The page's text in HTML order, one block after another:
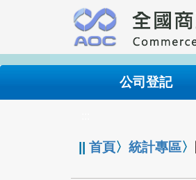
要
內
公司登記
||首頁〉統計專區〉